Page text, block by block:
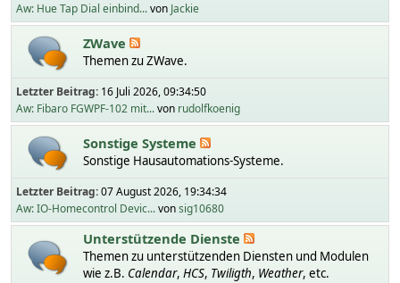
Aw: Hue Tap Dial einbind...von Jackie
ZWave
Themen zu ZWave.
Letzter Beitrag: 16 Juli 2026, 09:34:50
Aw: Fibaro FGWPF-102 mit...von rudolfkoenig
Sonstige Systeme
Sonstige Hausautomations-Systeme.
Letzter Beitrag:07 August 2026, 19:34:34
Aw: IO-Homecontrol Devic...vonsig10680
Unterstützende Dienste
Themen zu unterstützenden Diensten und Modulen
wie z.B. Calendar, HCS, Twiligth, Weather, etc.